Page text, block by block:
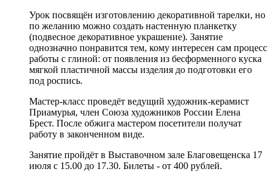
Урок посвящён изготовлению декоративной тарелки, но
по желанию можно создать настенную планкетку
(подвесное декоративное украшение). Занятие
однозначно понравится тем, кому интересен сам процесс
работы с глиной: от появления из бесформенного куска
мягкой пластичной массы изделия до подготовки его
под роспись.
Мастер-класс проведёт ведущий художник-керамист
Приамурья, член Союза художников России Елена
Брест. После обжига мастером посетители получат
работу в законченном виде.
Занятие пройдёт в Выставочном зале Благовещенска 17
июля с 15.00 до 17.30. Билеты - от 400 рублей.